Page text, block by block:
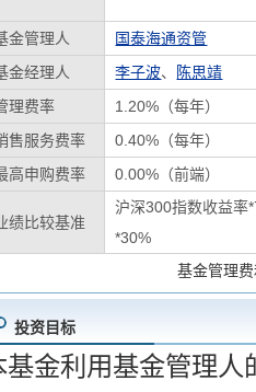
金管理人
国泰海通资管
金经理人
李子波、 陈思靖
理费率
1.20%（每年）
售服务费率
0.40%（每年）
高申购费率
0.00%（前端）
绩比较基准
沪深300指数收益率
*30%
基金管理
投资目标
基金利用基金管理